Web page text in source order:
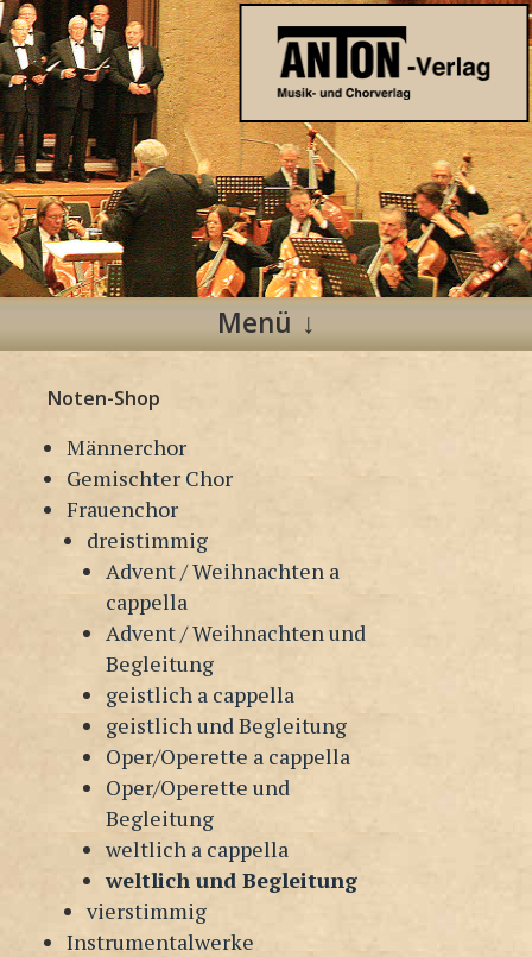
Anton Verlag
Musik- und Chorverlag
Menü
Inhalt
springen
Noten-Shop
Männerchor
Gemischter Chor
Frauenchor
dreistimmig
Advent / Weihnachten a
cappella
Advent / Weihnachten und
Begleitung
geistlich a cappella
geistlich und Begleitung
Oper/Operette a cappella
Oper/Operette und
Begleitung
weltlich a cappella
weltlich und Begleitung
vierstimmig
Instrumentalwerke